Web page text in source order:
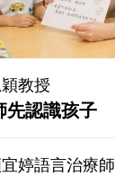
教授
先認識孩子
婷語言治療師